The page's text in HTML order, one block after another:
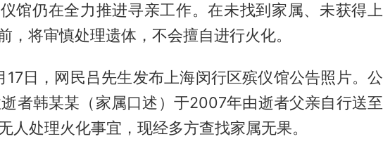
馆仍在全力推进寻亲工作。在未找到家属、未获得上
，将审慎处理遗体，不会擅自进行火化。
17日，网民吕先生发布上海闵行区殡仪馆公告照片。公
者韩某某（家属口述）于2007年由逝者父亲自行送至
人处理火化事宜，现经多方查找家属无果。